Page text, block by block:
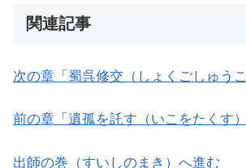
関連記事
次の章「蜀呉修交（しょくごしゅう
前の章「遺孤を託す（いこをたくす
出師の巻（すいしのまき）へ進む